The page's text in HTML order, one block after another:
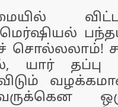
கமெர்ஷியல்
சொல்லலாம்!
யார் தப்பு